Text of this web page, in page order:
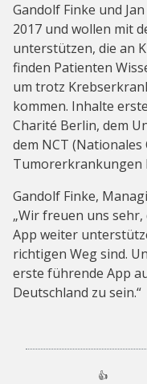
Gandolf Finke und
2017 und wollen mit
unterstützen, die an
finden Patienten
um trotz
kommen. Inhalte
Charité Berlin, dem
dem NCT
Tumorerkrankungen
Gandolf Finke,
„Wir freuen uns
App weiter
richtigen Weg sind.
erste führende App
Deutschland zu sein.“
👍